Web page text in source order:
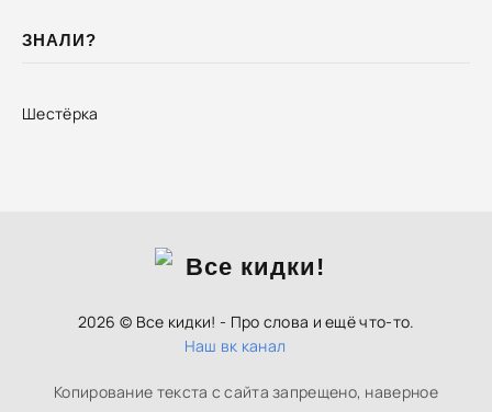
ЗНАЛИ?
Шестёрка
2026 © Все кидки! - Про слова и ещё что-то.
Наш вк канал
Копирование текста с сайта запрещено, наверное